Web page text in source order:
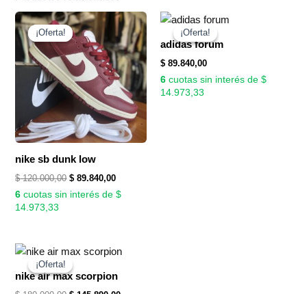
¡Oferta!
¡Oferta!
nike sb dunk low
$120.000,00
El
precio
original
era:
$ 120.000,00.
$ 89.840,00
El
precio
actual
es:
$ 89.840,00.
6 cuotas sin interés de $
14.973,33
¡Oferta!
¡Oferta!
adidas forum
$ 89.840,00
6 cuotas sin interés de $
14.973,33
¡Oferta!
¡Oferta!
nike air max scorpion
El
original
El